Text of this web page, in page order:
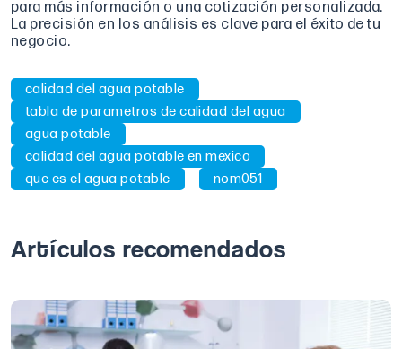
para más información o una cotización personalizada.
La precisión en los análisis es clave para el éxito de tu
negocio.
calidad del agua potable
tabla de parametros de calidad del agua
agua potable
calidad del agua potable en mexico
que es el agua potable
nom051
Artículos recomendados